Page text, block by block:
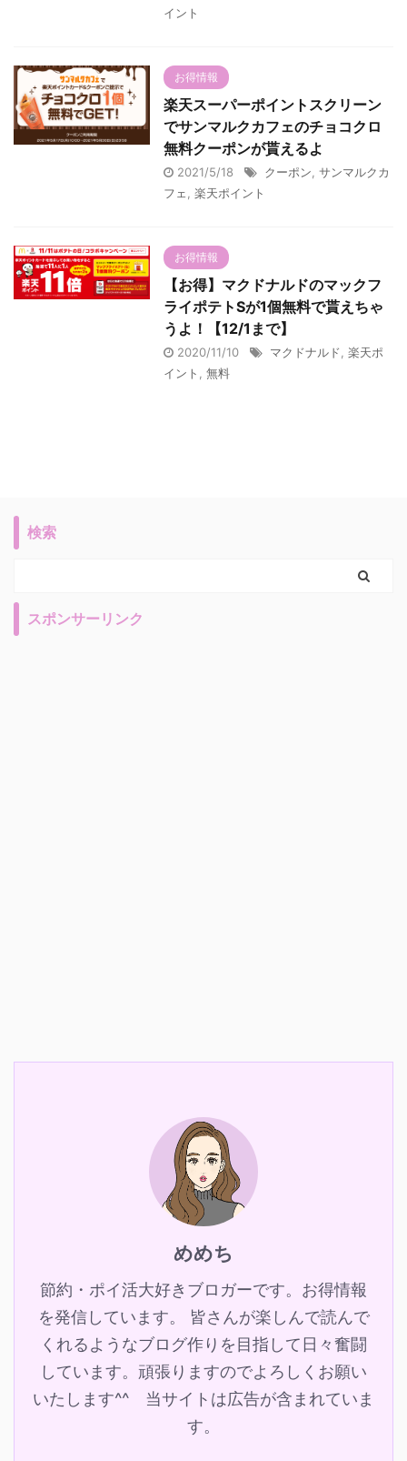
イント
お得情報
楽天スーパーポイントスクリーン
でサンマルクカフェのチョコクロ
無料クーポンが貰えるよ
2021/5/18 クーポン サンマルクカ
フェ
楽天ポイント
お得情報
【お得】マクドナルドのマックフ
ライポテトSが1個無料で貰えちゃ
うよ！【12/1まで】
2020/11/10 マクドナルド 楽天ポ
イント
無料
検索
スポンサーリンク
めめち
節約・ポイ活大好きブロガーです。お得情報
を発信しています。 皆さんが楽しんで読んで
くれるようなブログ作りを目指して日々奮闘
しています。頑張りますのでよろしくお願い
いたします^^ 当サイトは広告が含まれていま
す。